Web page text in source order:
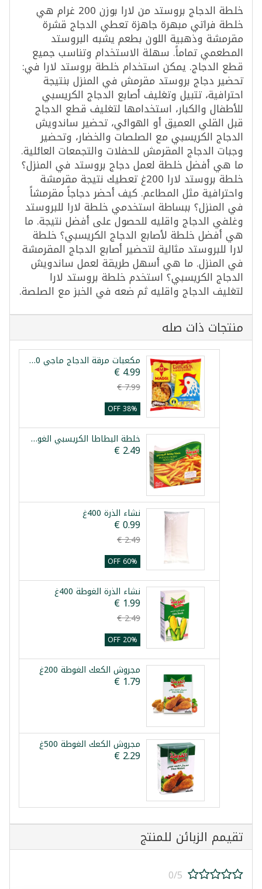
خلطة الدجاج بروستد من لارا بوزن 200 غرام هي
خلطة فراتي مبهرة جاهزة تعطي الدجاج قشرة
مقرمشة وذهبية اللون بطعم يشبه البروستد
المطعمي تماماً. سهلة الاستخدام وتناسب جميع
قطع الدجاج. يمكن استخدام خلطة بروستد لارا في:
تحضير دجاج بروستد مقرمش في المنزل بنتيجة
احترافية، تتبيل وتغليف أصابع الدجاج الكريسبي
للأطفال والكبار، استخدامها لتغليف قطع الدجاج
قبل القلي العميق أو الهوائي، تحضير ساندويش
الدجاج الكريسبي مع الصلصات والخضار، وتحضير
وجبات الدجاج المقرمش للحفلات والتجمعات العائلية.
ما هي أفضل خلطة لعمل دجاج بروستد في المنزل؟
خلطة بروستد لارا 200غ تعطيك نتيجة مقرمشة
واحترافية مثل المطاعم. كيف أحضر دجاجاً مقرمشاً
في المنزل؟ ببساطة استخدمي خلطة لارا للبروستد
وغلفي الدجاج واقليه للحصول على أفضل نتيجة. ما
هي أفضل خلطة لأصابع الدجاج الكريسبي؟ خلطة
لارا للبروستد مثالية لتحضير أصابع الدجاج المقرمشة
في المنزل. ما هي أسهل طريقة لعمل ساندويش
الدجاج الكريسبي؟ استخدم خلطة بروستد لارا
لتغليف الدجاج واقليه ثم ضعه في الخبز مع الصلصة.
منتجات ذات صله
مكعبات مرقة الدجاج ماجي 100 مكعب
38% OFF
خلطة البطاطا الكريسبي الغوطة 100غ
نشاء الذرة 400غ
60% OFF
نشاء الذرة الغوطة 400غ
20% OFF
مجروش الكعك الغوطة 200غ
مجروش الكعك الغوطة 500غ
تقيمم الزبائن للمنتج
0/5